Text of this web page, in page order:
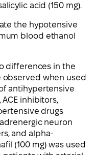
acid (150 mg).
the hypotensive
blood ethanol
differences in the
when used
antihypertensive
inhibitors,
drugs
neuron
and alpha-
(100 mg) was used